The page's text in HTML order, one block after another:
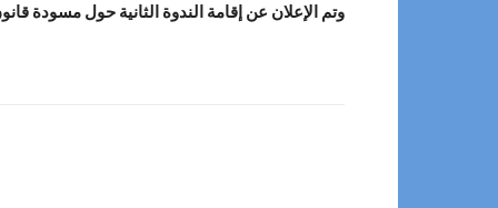
وتم الإعلان عن إقامة الندوة الثانية حول مسودة